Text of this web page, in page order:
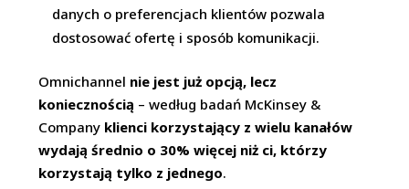
danych o preferencjach klientów pozwala
dostosować ofertę i sposób komunikacji.
Omnichannel nie jest już opcją, lecz
koniecznością – według badań McKinsey &
Company klienci korzystający z wielu kanałów
wydają średnio o 30% więcej niż ci, którzy
korzystają tylko z jednego.